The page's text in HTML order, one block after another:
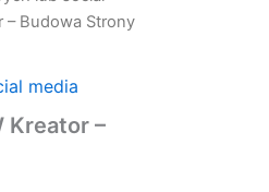
– Budowa Strony
media
Kreator –